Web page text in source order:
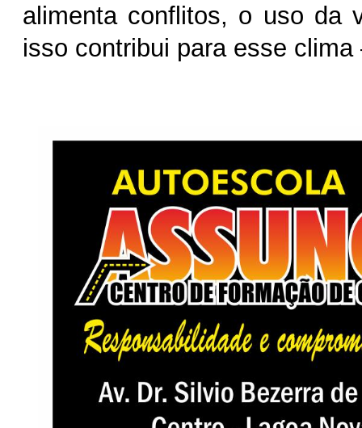
alimenta conflitos, o uso da
isso contribui para esse